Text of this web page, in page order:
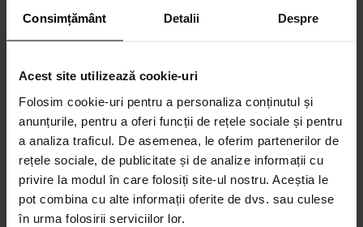
Consimțământ Detalii Despre
Acest site utilizează cookie-uri
Folosim cookie-uri pentru a personaliza conținutul și
anunțurile, pentru a oferi funcții de rețele sociale și pentru
a analiza traficul. De asemenea, le oferim partenerilor de
rețele sociale, de publicitate și de analize informații cu
privire la modul în care folosiți site-ul nostru. Aceștia le
pot combina cu alte informații oferite de dvs. sau culese
în urma folosirii serviciilor lor.
CALCULEAZĂ RATA
Credit 100% Online prin UniCredit
Consumer Financing IF.N. S.A.
CALCULEAZĂ RATA